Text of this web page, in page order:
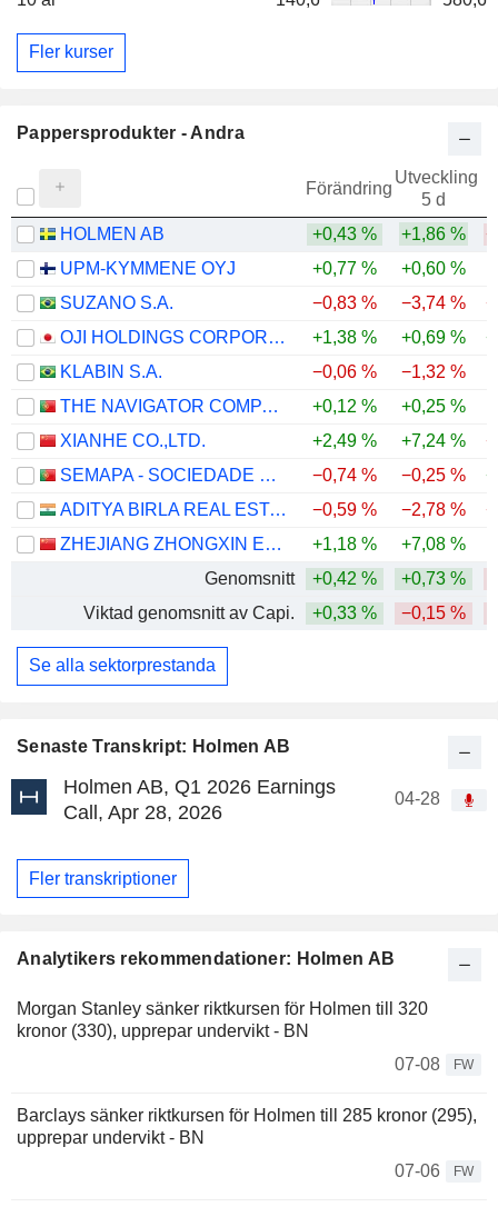
Senaste Transkript: Holmen AB
Holmen AB, Q1 2026 Earnings
Call, Apr 28, 2026
04-28
Fler transkriptioner
Analytikers rekommendationer: Holmen AB
Morgan Stanley sänker riktkursen för Holmen till 320
kronor (330), upprepar undervikt - BN
07-08
FW
Barclays sänker riktkursen för Holmen till 285 kronor (295),
upprepar undervikt - BN
07-06
FW
Fler kurser
Pappersprodukter - Andra
Förändring
Utveckling
5 d
HOLMEN AB +0,43 % +1,86 %
UPM-KYMMENE OYJ
+0,77 % +0,60 %
SUZANO S.A.
−0,83 % −3,74 %
OJI HOLDINGS CORPORATION
+1,38 % +0,69 %
KLABIN S.A.
−0,06 % −1,32 %
THE NAVIGATOR COMPANY, S.A.
+0,12 % +0,25 %
XIANHE CO.,LTD.
+2,49 % +7,24 %
SEMAPA - SOCIEDADE DE INVESTIMENTO E GESTÃO, SGPS, S.A.
−0,74 % −0,25 %
ADITYA BIRLA REAL ESTATE LIMITED
−0,59 % −2,78 %
ZHEJIANG ZHONGXIN ENVIRONMENTAL PROTECTION TECHNOLOGY GROUP CO., LTD.
+1,18 % +7,08 %
Genomsnitt
+0,42 % +0,73 %
Viktad genomsnitt av Capi.
+0,33 % −0,15 %
Se alla sektorprestanda